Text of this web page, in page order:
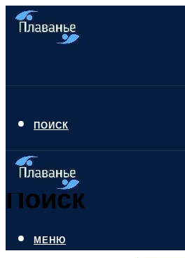
ПОИСК
Поиск
МЕНЮ